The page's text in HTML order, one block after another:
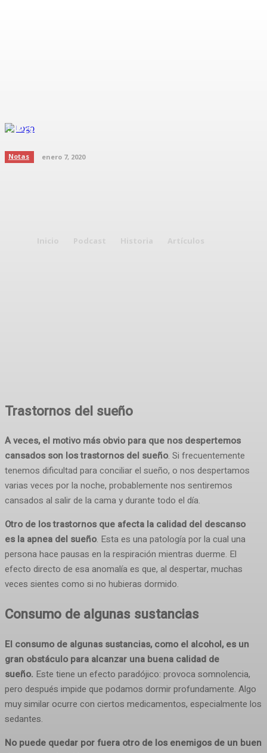
Inicio Podcast Historia Artículos
¿Por qué me despierto cansado?
Notas enero 7, 2020
Trastornos del sueño
A veces, el motivo más obvio para que nos despertemos
cansados son los trastornos del sueño. Si frecuentemente
tenemos dificultad para conciliar el sueño, o nos despertamos
varias veces por la noche, probablemente nos sentiremos
cansados al salir de la cama y durante todo el día.
Otro de los trastornos que afecta la calidad del descanso
es la apnea del sueño. Esta es una patología por la cual una
persona hace pausas en la respiración mientras duerme. El
efecto directo de esa anomalía es que, al despertar, muchas
veces sientes como si no hubieras dormido.
Consumo de algunas sustancias
El consumo de algunas sustancias, como el alcohol, es un
gran obstáculo para alcanzar una buena calidad de
sueño. Este tiene un efecto paradójico: provoca somnolencia,
pero después impide que podamos dormir profundamente. Algo
muy similar ocurre con ciertos medicamentos, especialmente los
sedantes.
No puede quedar por fuera otro de los enemigos de un buen